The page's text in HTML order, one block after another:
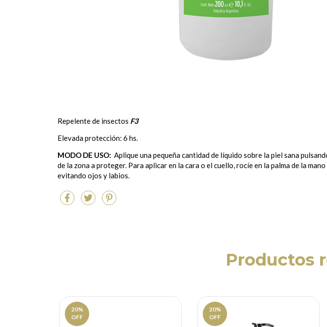
Repelente de insectos F3
Elevada protección: 6 hs.
MODO DE USO: Aplique una pequeña cantidad de líquido sobre la piel sana
de la zona a proteger. Para aplicar en la cara o el cuello, rocíe en la palma de la
evitando ojos y labios.
Productos
20%
OFF
20%
OFF